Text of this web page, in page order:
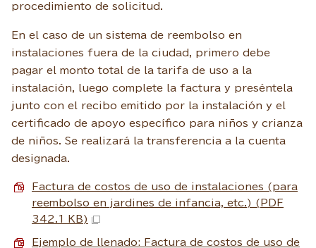
procedimiento de solicitud.
En el caso de un sistema de reembolso en
instalaciones fuera de la ciudad, primero debe
pagar el monto total de la tarifa de uso a la
instalación, luego complete la factura y preséntela
junto con el recibo emitido por la instalación y el
certificado de apoyo específico para niños y crianza
de niños. Se realizará la transferencia a la cuenta
designada.
Factura de costos de uso de instalaciones (para
reembolso en jardines de infancia, etc.) (PDF
342.1 KB)
Ejemplo de llenado: Factura de costos de uso de